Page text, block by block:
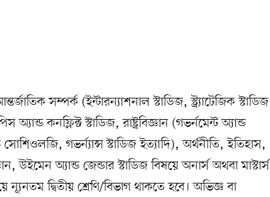
সম্পর্ক (ইন্টারন্যাশনাল স্টাডিজ, স্ট্র্যাটেজিক স্টাডিজ
কনফ্লিক্ট স্টাডিজ, রাষ্ট্রবিজ্ঞান (গভর্নমেন্ট অ্যান্ড
গভর্ন্যান্স স্টাডিজ ইত্যাদি), অর্থনীতি, ইতিহাস,
অ্যান্ড জেন্ডার স্টাডিজ বিষয়ে অনার্স অথবা মাস্টার্স
ন্যূনতম দ্বিতীয় শ্রেণি/বিভাগ থাকতে হবে। অভিজ্ঞ বা